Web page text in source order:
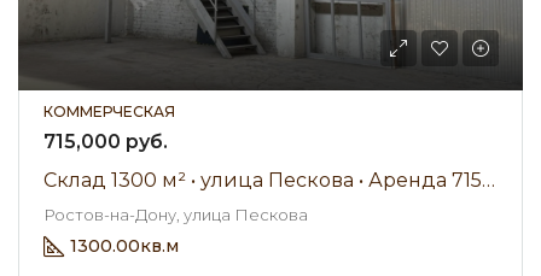
КОММЕРЧЕСКАЯ
715,000 руб.
Склад 1300 м² • улица Пескова • Аренда 715 000 ₽/мес
Ростов-на-Дону, улица Пескова
1300.00кв.м